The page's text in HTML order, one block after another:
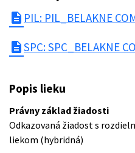
description PIL: PIL_BELAKNE
descriptionSPC: SPC_BELAKNE
Popis lieku
Právny základ žiadosti
Odkazovaná žiadost s
liekom (hybridná)